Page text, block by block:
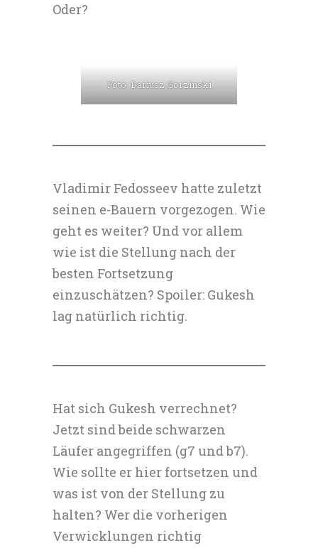
Oder?
Foto: Dariusz Gorzinski
Vladimir Fedosseev hatte zuletzt
seinen e-Bauern vorgezogen. Wie
geht es weiter? Und vor allem
wie ist die Stellung nach der
besten Fortsetzung
einzuschätzen? Spoiler: Gukesh
lag natürlich richtig.
Hat sich Gukesh verrechnet?
Jetzt sind beide schwarzen
Läufer angegriffen (g7 und b7).
Wie sollte er hier fortsetzen und
was ist von der Stellung zu
halten? Wer die vorherigen
Verwicklungen richtig